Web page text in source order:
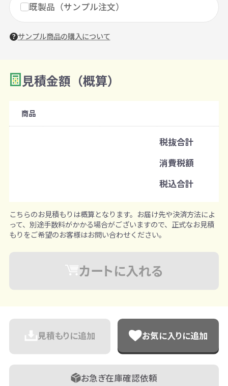
既製品（サンプル注文）
サンプル商品の購入について
2 数量を入力
購入条件
見積金額（概算）
商品
税抜合計
消費税額
税込合計
こちらのお見積もりは概算となります。お届け先や決済方法によ
って、別途手数料がかかる場合がございますので、正式なお見積
もりをご希望のお客様はお問い合わせください。
カートに入れる
見積もりに追加 お気に入りに追加
お急ぎ在庫確認依頼